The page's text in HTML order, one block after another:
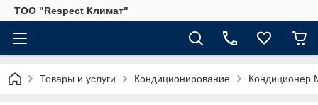
ТОО "Respect Климат"
Товары и услуги Кондиционирование Кондиционер